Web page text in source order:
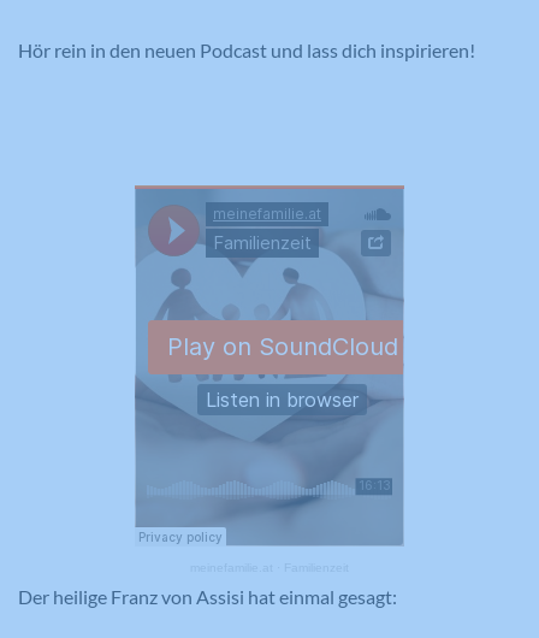
Hör rein in den neuen Podcast und lass dich inspirieren!
Der heilige Franz von Assisi hat einmal gesagt: